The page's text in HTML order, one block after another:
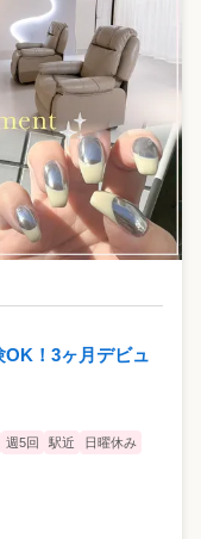
OK！3ヶ月デビュ
週5回 駅近 日曜休み